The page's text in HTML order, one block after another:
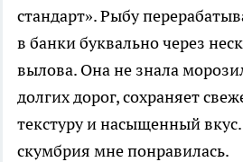
стандарт». Рыбу
в банки буквально через
вылова. Она не знала
долгих дорог, сохраняет
текстуру и насыщенный
скумбрия мне понравилась.